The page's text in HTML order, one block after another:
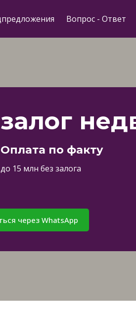
Вопрос - Ответ
по факту
15 млн без залога
через WhatsApp